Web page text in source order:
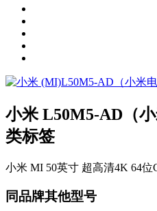
小米 L50M5-AD（
类标签
小米 MI 50英寸 超高清4K 64位
同品牌其他型号